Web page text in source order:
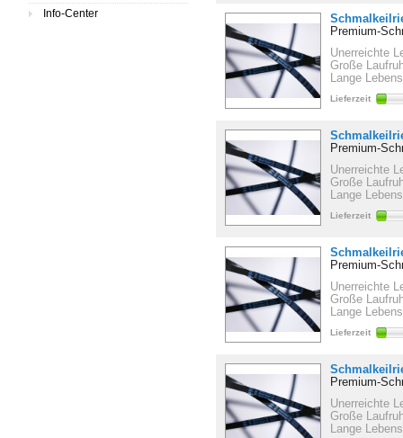
Info-Center
Premium-
Unerreichte
Große
Lange
Lieferzeit
Premium-
Unerreichte
Große
Lange
Lieferzeit
Premium-
Unerreichte
Große
Lange
Lieferzeit
Premium-
Unerreichte
Große
Lange